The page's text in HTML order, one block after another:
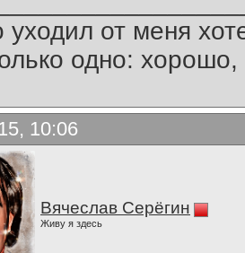
уходил от меня
одно:
10:06
Вячеслав Серёгин
Живу я здесь